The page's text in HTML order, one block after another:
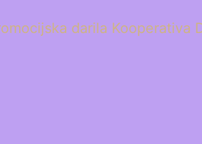
darila Kooperativa